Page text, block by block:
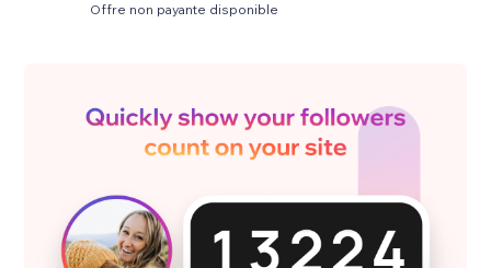
Offre non payante disponible